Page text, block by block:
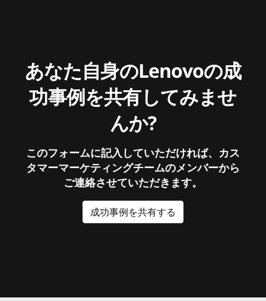
あなた自身のLenovoの成
功事例を共有してみませ
んか?
このフォームに記入していただければ、カス
タマーマーケティングチームのメンバーから
ご連絡させていただきます。
成功事例を共有する